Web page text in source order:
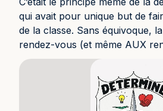
qui avait pour unique but de
de la classe. Sans équivoque,
rendez-vous (et même AUX